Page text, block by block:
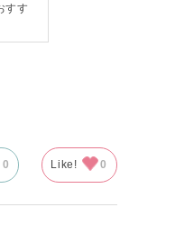
すす
0 Like! 0